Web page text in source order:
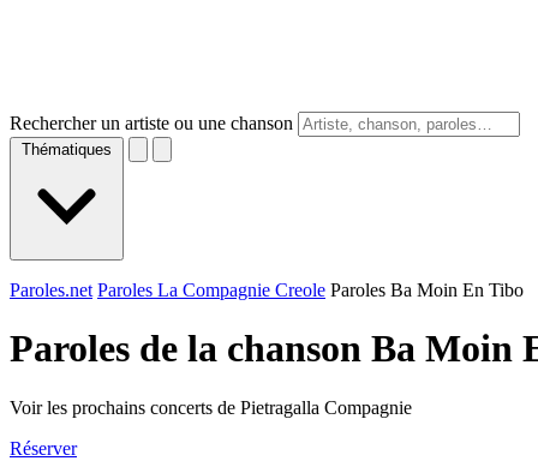
Rechercher un artiste ou une chanson
Thématiques
Paroles.net Paroles La Compagnie Creole Paroles Ba Moin En Tibo
Paroles de la chanson Ba
Voir les prochains concerts de Pietragalla Compagnie
Réserver